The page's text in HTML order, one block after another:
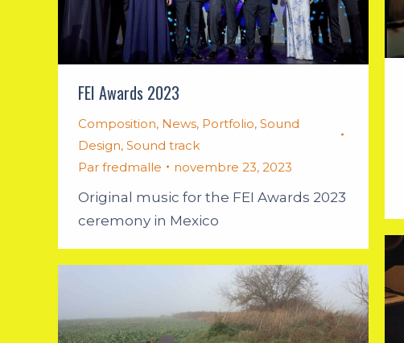
FEI Awards 2023
Composition, News, Portfolio, Sound
Design, Sound track
Par fredmalle novembre 23, 2023
Original music for the FEI Awards 2023
ceremony in Mexico